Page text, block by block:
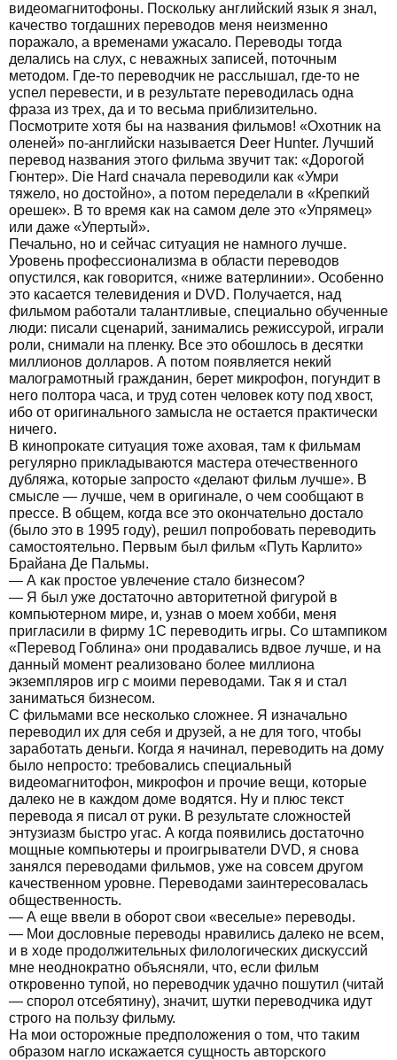
видеомагнитофоны. Поскольку английский язык я знал,
качество тогдашних переводов меня неизменно
поражало, а временами ужасало. Переводы тогда
делались на слух, с неважных записей, поточным
методом. Где-то переводчик не расслышал, где-то не
успел перевести, и в результате переводилась одна
фраза из трех, да и то весьма приблизительно.
Посмотрите хотя бы на названия фильмов! «Охотник на
оленей» по-английски называется Deer Hunter. Лучший
перевод названия этого фильма звучит так: «Дорогой
Гюнтер». Die Hard сначала переводили как «Умри
тяжело, но достойно», а потом переделали в «Крепкий
орешек». В то время как на самом деле это «Упрямец»
или даже «Упертый».
Печально, но и сейчас ситуация не намного лучше.
Уровень профессионализма в области переводов
опустился, как говорится, «ниже ватерлинии». Особенно
это касается телевидения и DVD. Получается, над
фильмом работали талантливые, специально обученные
люди: писали сценарий, занимались режиссурой, играли
роли, снимали на пленку. Все это обошлось в десятки
миллионов долларов. А потом появляется некий
малограмотный гражданин, берет микрофон, погундит в
него полтора часа, и труд сотен человек коту под хвост,
ибо от оригинального замысла не остается практически
ничего.
В кинопрокате ситуация тоже аховая, там к фильмам
регулярно прикладываются мастера отечественного
дубляжа, которые запросто «делают фильм лучше». В
смысле — лучше, чем в оригинале, о чем сообщают в
прессе. В общем, когда все это окончательно достало
(было это в 1995 году), решил попробовать переводить
самостоятельно. Первым был фильм «Путь Карлито»
Брайана Де Пальмы.
— А как простое увлечение стало бизнесом?
— Я был уже достаточно авторитетной фигурой в
компьютерном мире, и, узнав о моем хобби, меня
пригласили в фирму 1С переводить игры. Со штампиком
«Перевод Гоблина» они продавались вдвое лучше, и на
данный момент реализовано более миллиона
экземпляров игр с моими переводами. Так я и стал
заниматься бизнесом.
С фильмами все несколько сложнее. Я изначально
переводил их для себя и друзей, а не для того, чтобы
заработать деньги. Когда я начинал, переводить на дому
было непросто: требовались специальный
видеомагнитофон, микрофон и прочие вещи, которые
далеко не в каждом доме водятся. Ну и плюс текст
перевода я писал от руки. В результате сложностей
энтузиазм быстро угас. А когда появились достаточно
мощные компьютеры и проигрыватели DVD, я снова
занялся переводами фильмов, уже на совсем другом
качественном уровне. Переводами заинтересовалась
общественность.
— А еще ввели в оборот свои «веселые» переводы.
— Мои дословные переводы нравились далеко не всем,
и в ходе продолжительных филологических дискуссий
мне неоднократно объясняли, что, если фильм
откровенно тупой, но переводчик удачно пошутил (читай
— спорол отсебятину), значит, шутки переводчика идут
строго на пользу фильму.
На мои осторожные предположения о том, что таким
образом нагло искажается сущность авторского